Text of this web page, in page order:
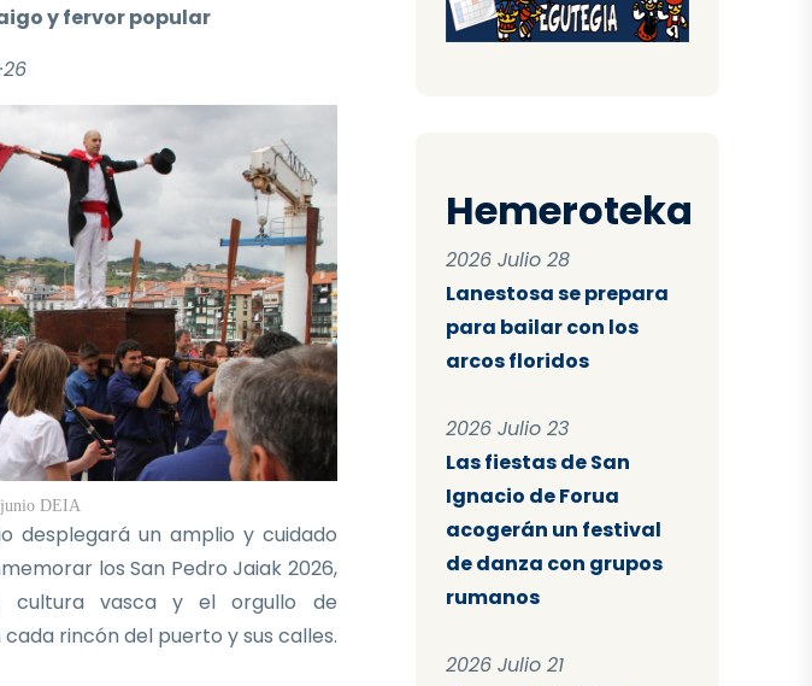
y fervor popular
DEIA
desplegará un amplio y cuidado
los San Pedro Jaiak 2026,
cultura vasca y el orgullo de
rincón del puerto y sus calles.
Hemeroteka
2026 Julio 28
Lanestosa se prepara
para bailar con los
arcos floridos
2026 Julio 23
Las fiestas de San
Ignacio de Forua
acogerán un festival
de danza con grupos
rumanos
2026 Julio 21